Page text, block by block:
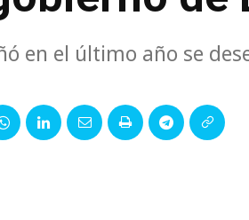
en el último año se